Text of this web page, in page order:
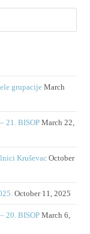
grupacije March
21. BISOP March 22,
Kruševac October
October 11, 2025
20. BISOP March 6,